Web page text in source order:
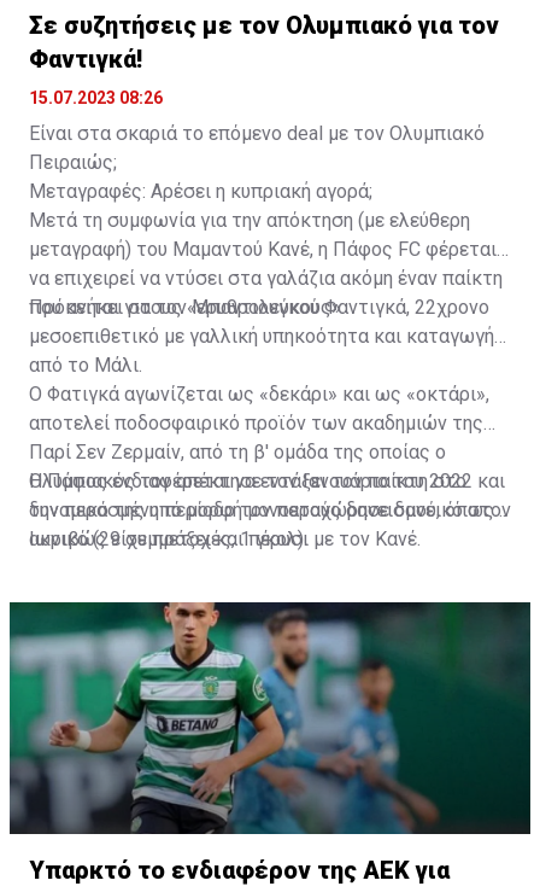
των ρωσικών ομάδων από τις ευρωπαϊκές
διοργανώσεις. Δόθηκε δανεικός στην Αλ Αΐν όπου
αγωνίστηκε έως τον περασμένο Μάιο.
Σε συζητήσεις με τον Ολυμπιακό για τον
Φαντιγκά!
15.07.2023 08:26
Είναι στα σκαριά το επόμενο deal με τον Ολυμπιακό
Πειραιώς;
Μεταγραφές: Αρέσει η κυπριακή αγορά;
Μετά τη συμφωνία για την απόκτηση (με ελεύθερη
μεταγραφή) του Μαμαντού Κανέ, η Πάφος FC φέρεται
να επιχειρεί να ντύσει στα γαλάζια ακόμη έναν παίκτη
που ανήκει στους «ερυθρολεύκους».
Πρόκειται για τον Μπαντιουγκού Φαντιγκά, 22χρονο
μεσοεπιθετικό με γαλλική υπηκοότητα και καταγωγή
από το Μάλι.
Ο Φατιγκά αγωνίζεται ως «δεκάρι» και ως «οκτάρι»,
αποτελεί ποδοσφαιρικό προϊόν των ακαδημιών της
Παρί Σεν Ζερμαίν, από τη β' ομάδα της οποίας ο
Ολυμπιακός τον απέκτησε τον Ιανουάριο του 2022 και
την περασμένη περίοδο τον παραχώρησε δανεικό στον
Ιωνικό (29 συμμετοχές, 1 γκολ).
Η Πάφος ενδιαφέρεται να εντάξει τον παίκτη στο
δυναμικό της υπό μορφή μονοετούς δανεισμού, όπως
ακριβώς είχε πράξει και πέρυσι με τον Κανέ.
Υπαρκτό το ενδιαφέρον της ΑΕΚ για